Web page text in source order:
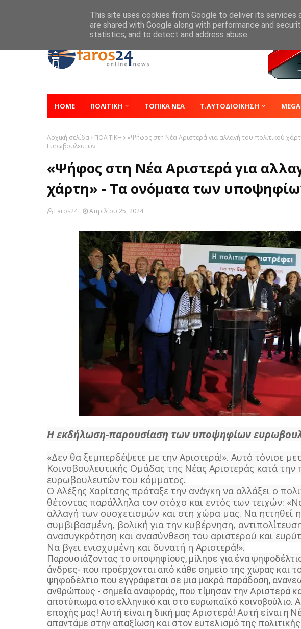
HOME ΠΟΛΙΤΙΚΗ ΤΟΠΙΚΑ ΝΕΑ Τ.ΑΥΤΟΔΙΟΙΚΗΣΗ
Αρχική σελίδα ΠΟΛΙΤΙΚΗ
«Ψήφος στη Νέα Αριστερά για αλλαγή του πολιτικού
Ευρωβουλευτών
«Ψήφος στη Νέα Αριστερά για
χάρτη» - Τα ονόματα των
Faros24 Απριλίου 25, 2024
Η εκδήλωση-παρουσίαση των υποψηφίων
«Δεν θα ξεμπερδέψετε με την Αριστερά!». Αυτό τόνισε
Κοινοβουλευτικής Ομάδας της Νέας Αριστεράς κατά
ευρωβουλευτών του κόμματος.
Ο Αλέξης Χαρίτσης πρόταξε την ανάγκη να αλλάξει ο
θέτοντας παράλληλα τον στόχο και εντός των τειχών:
αλλαγή των συσχετισμών και στη χώρα μας. Να ηττηθεί
συμβιβασμένη, βολική για την κυβέρνηση,
ανασυγκρότηση και ανασύνθεση του αριστερού και
Να βγει ενισχυμένη και δυνατή η Αριστερά!».
Παρουσιάζοντας το υποψηφίους, μίλησε για ένα
άνδρες- που προέρχονται από κάθε σημείο της χώρας και
ψηφοδέλτιο που εγγράφεται σε μια μακρά παράδοση,
ανθρώπους - σημεία αναφοράς, που τίμησαν την Αριστερά
αποτύπωμα στο ελληνικό και στο ευρωπαϊκό κοινοβούλιο.
εποχής μας! Αυτή είναι η δική μας Αριστερά! Αυτή είναι η
απαντάμε στην απαξίωση και στον ευτελισμό της
This site uses cookies from Google to deliver its services
are shared with Google along with performance and
statistics, and to detect and address abuse.